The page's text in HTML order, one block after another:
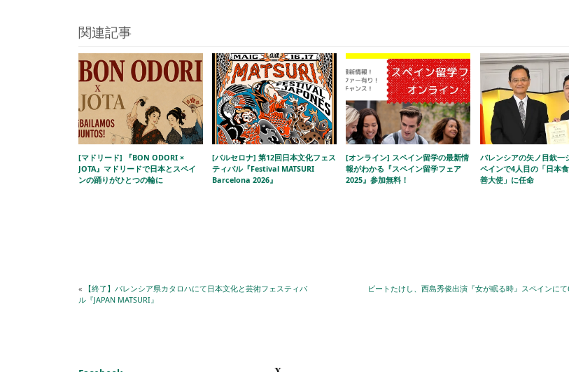
関連記事
[マドリード] 『BON ODORI ×
JOTA』マドリードで日本とスペイ
ンの踊りがひとつの輪に
[バルセロナ] 第12回日本文化フェス
ティバル『Festival MATSURI
Barcelona 2026』
[オンライン] スペイン留学の最新情
報がわかる『スペイン留学フェア
2025』参加無料！
バレンシアの矢ノ目欽一
ペインで4人目の「日本
善大使」に任命
« 【終了】バレンシア県カタロハにて日本文化と芸術フェスティバ
ル『JAPAN MATSURI』
ビートたけし、西島秀俊出演『女が眠る時』スペインに